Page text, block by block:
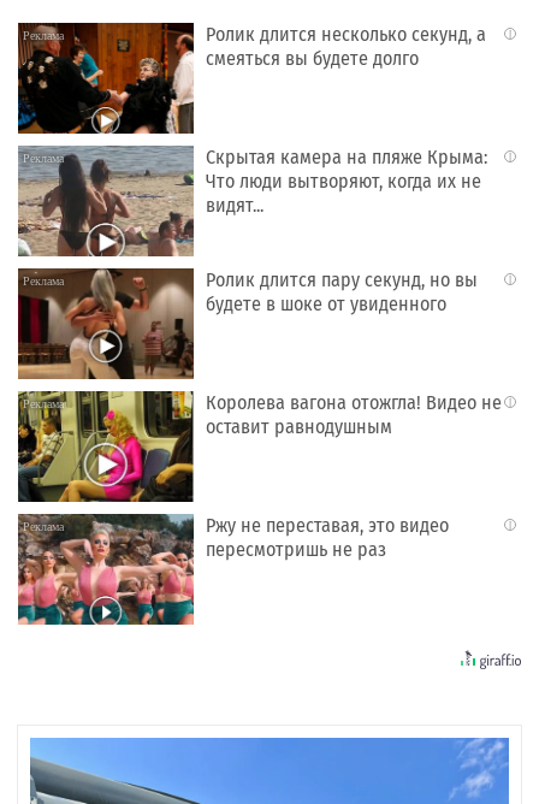
i
Ролик длится несколько секунд, а
смеяться вы будете долго
i
Скрытая камера на пляже Крыма:
Что люди вытворяют, когда их не
видят...
i
Ролик длится пару секунд, но вы
будете в шоке от увиденного
i
Королева вагона отожгла! Видео не
оставит равнодушным
i
Ржу не переставая, это видео
пересмотришь не раз